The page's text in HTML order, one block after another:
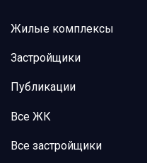
Жилые комплексы
Застройщики
Публикации
Все ЖК
Все застройщики